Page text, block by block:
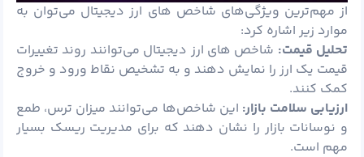
از مهم‌ترین ویژگی‌های شاخص‌ های ارز دیجیتال می‌توان به
موارد زیر اشاره کرد:
تحلیل قیمت: شاخص‌ های ارز دیجیتال می‌توانند روند تغییرات
قیمت یک ارز را نمایش دهند و به تشخیص نقاط ورود و خروج
کمک کنند.
ارزیابی سلامت بازار: این شاخص‌ها می‌توانند میزان ترس، طمع
و نوسانات بازار را نشان دهند که برای مدیریت ریسک بسیار
مهم است.